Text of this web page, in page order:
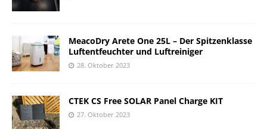
MeacoDry Arete One 25L – Der Spitzenklasse
Luftentfeuchter und Luftreiniger
28. Oktober 2023
CTEK CS Free SOLAR Panel Charge KIT
27. Oktober 2023